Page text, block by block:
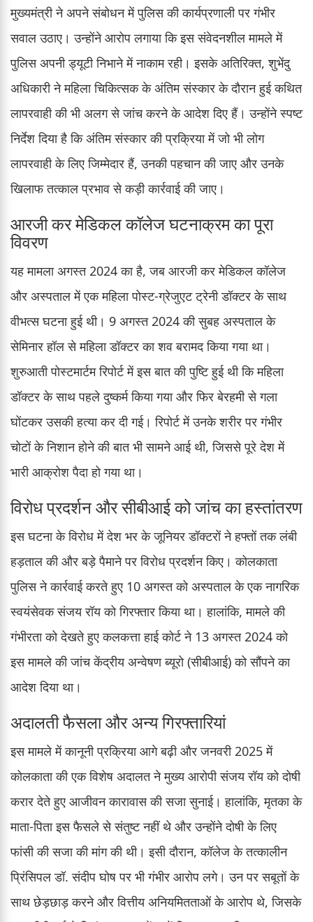
मुख्यमंत्री ने अपने संबोधन में पुलिस की कार्यप्रणाली पर गंभीर
सवाल उठाए। उन्होंने आरोप लगाया कि इस संवेदनशील मामले में
पुलिस अपनी ड्यूटी निभाने में नाकाम रही। इसके अतिरिक्त, शुभेंदु
अधिकारी ने महिला चिकित्सक के अंतिम संस्कार के दौरान हुई कथित
लापरवाही की भी अलग से जांच करने के आदेश दिए हैं। उन्होंने स्पष्ट
निर्देश दिया है कि अंतिम संस्कार की प्रक्रिया में जो भी लोग
लापरवाही के लिए जिम्मेदार हैं, उनकी पहचान की जाए और उनके
खिलाफ तत्काल प्रभाव से कड़ी कार्रवाई की जाए।
आरजी कर मेडिकल कॉलेज घटनाक्रम का पूरा
विवरण
यह मामला अगस्त 2024 का है, जब आरजी कर मेडिकल कॉलेज
और अस्पताल में एक महिला पोस्ट-ग्रेजुएट ट्रेनी डॉक्टर के साथ
वीभत्स घटना हुई थी। 9 अगस्त 2024 की सुबह अस्पताल के
सेमिनार हॉल से महिला डॉक्टर का शव बरामद किया गया था।
शुरुआती पोस्टमार्टम रिपोर्ट में इस बात की पुष्टि हुई थी कि महिला
डॉक्टर के साथ पहले दुष्कर्म किया गया और फिर बेरहमी से गला
घोंटकर उसकी हत्या कर दी गई। रिपोर्ट में उनके शरीर पर गंभीर
चोटों के निशान होने की बात भी सामने आई थी, जिससे पूरे देश में
भारी आक्रोश पैदा हो गया था।
विरोध प्रदर्शन और सीबीआई को जांच का हस्तांतरण
इस घटना के विरोध में देश भर के जूनियर डॉक्टरों ने हफ्तों तक लंबी
हड़ताल की और बड़े पैमाने पर विरोध प्रदर्शन किए। कोलकाता
पुलिस ने कार्रवाई करते हुए 10 अगस्त को अस्पताल के एक नागरिक
स्वयंसेवक संजय रॉय को गिरफ्तार किया था। हालांकि, मामले की
गंभीरता को देखते हुए कलकत्ता हाई कोर्ट ने 13 अगस्त 2024 को
इस मामले की जांच केंद्रीय अन्वेषण ब्यूरो (सीबीआई) को सौंपने का
आदेश दिया था।
अदालती फैसला और अन्य गिरफ्तारियां
इस मामले में कानूनी प्रक्रिया आगे बढ़ी और जनवरी 2025 में
कोलकाता की एक विशेष अदालत ने मुख्य आरोपी संजय रॉय को दोषी
करार देते हुए आजीवन कारावास की सजा सुनाई। हालांकि, मृतका के
माता-पिता इस फैसले से संतुष्ट नहीं थे और उन्होंने दोषी के लिए
फांसी की सजा की मांग की थी। इसी दौरान, कॉलेज के तत्कालीन
प्रिंसिपल डॉ. संदीप घोष पर भी गंभीर आरोप लगे। उन पर सबूतों के
साथ छेड़छाड़ करने और वित्तीय अनियमितताओं के आरोप थे, जिसके